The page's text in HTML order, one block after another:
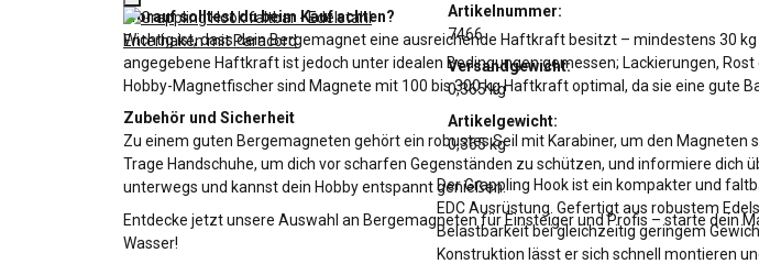
Worauf solltest du beim Kauf achten?
Wichtig ist, dass dein Bergemagnet eine ausreichende Haftkraft besitzt – mindestens 30
angegebene Haftkraft ist jedoch unter idealen Bedingungen gemessen; Lackierungen,
Hobby-Magnetfischer sind Magnete mit 100 bis 300 kg Haftkraft optimal, da sie eine gute
Zubehör und Sicherheit
Zu einem guten Bergemagneten gehört ein robustes Seil mit Karabiner, um den
Trage Handschuhe, um dich vor scharfen Gegenständen zu schützen, und informiere
unterwegs und kannst dein Hobby entspannt genießen.
Entdecke jetzt unsere Auswahl an Bergemagneten für Einsteiger und Profis – starte dein
Wasser!
Artikelnummer:
7466
Versandgewicht:
0,365 kg
Artikelgewicht:
0,365 kg
Der Grappling Hook ist ein kompakter und
EDC Ausrüstung. Gefertigt aus robustem
Belastbarkeit bei gleichzeitig geringem
Konstruktion lässt er sich schnell montieren